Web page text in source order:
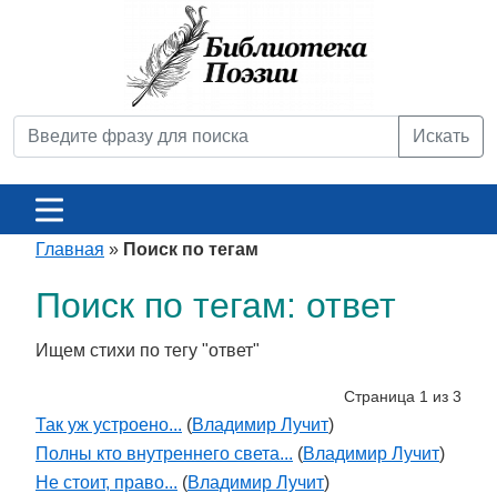
Искать
Главная » Поиск по тегам
Поиск по тегам: ответ
Ищем стихи по тегу "ответ"
Страница 1 из 3
Так уж устроено... (Владимир Лучит)
Полны кто внутреннего света... (Владимир Лучит)
Не стоит, право... (Владимир Лучит)